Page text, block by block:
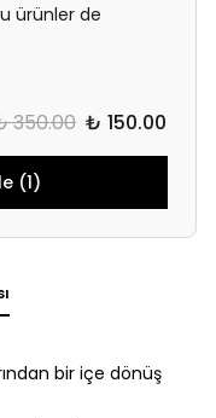
ürünler de
350.00 ₺ 150.00
(1)
bir içe dönüş